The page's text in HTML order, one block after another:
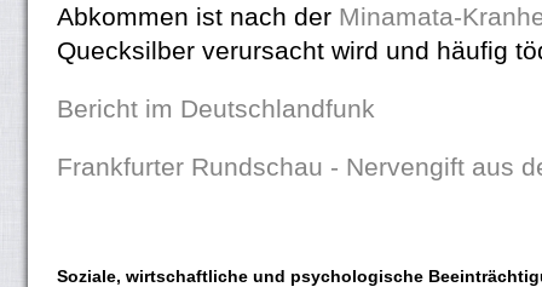
Abkommen ist nach der Minamata-
Quecksilber verursacht wird und häufig
Bericht im Deutschlandfunk
Frankfurter Rundschau - Nervengift aus
Soziale, wirtschaftliche und psychologische